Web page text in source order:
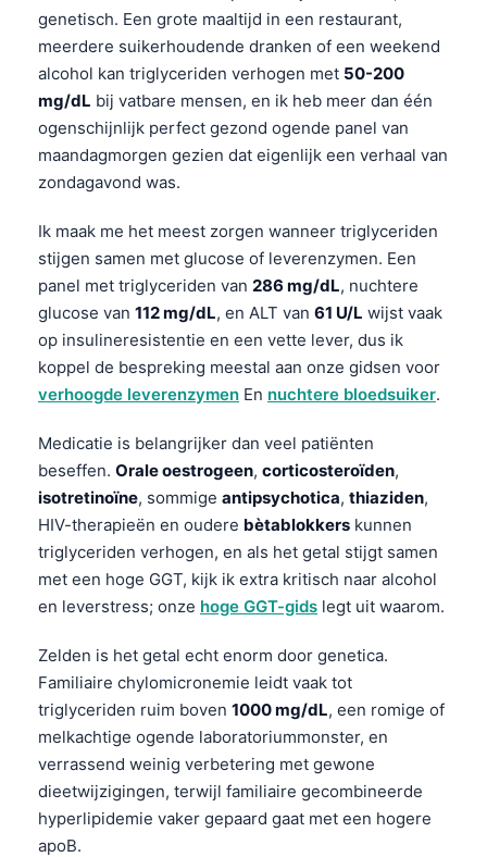
genetisch. Een grote maaltijd in een restaurant,
meerdere suikerhoudende dranken of een weekend
alcohol kan triglyceriden verhogen met 50-200
mg/dL bij vatbare mensen, en ik heb meer dan één
ogenschijnlijk perfect gezond ogende panel van
maandagmorgen gezien dat eigenlijk een verhaal van
zondagavond was.
Ik maak me het meest zorgen wanneer triglyceriden
stijgen samen met glucose of leverenzymen. Een
panel met triglyceriden van 286 mg/dL, nuchtere
glucose van 112 mg/dL, en ALT van 61 U/L wijst vaak
op insulineresistentie en een vette lever, dus ik
koppel de bespreking meestal aan onze gidsen voor
verhoogde leverenzymen En nuchtere bloedsuiker.
Medicatie is belangrijker dan veel patiënten
beseffen. Orale oestrogeen, corticosteroïden,
isotretinoïne, sommige antipsychotica, thiaziden,
HIV-therapieën en oudere bètablokkers kunnen
triglyceriden verhogen, en als het getal stijgt samen
met een hoge GGT, kijk ik extra kritisch naar alcohol
en leverstress; onze hoge GGT-gids legt uit waarom.
Zelden is het getal echt enorm door genetica.
Familiaire chylomicronemie leidt vaak tot
triglyceriden ruim boven 1000 mg/dL, een romige of
melkachtige ogende laboratoriummonster, en
verrassend weinig verbetering met gewone
dieetwijzigingen, terwijl familiaire gecombineerde
hyperlipidemie vaker gepaard gaat met een hogere
apoB.
বাংলা
اردو
తెలుగు
தமிழ்
ગુજરાતી
ಕನ್ನಡ
മലയാളം
Bahasa Melayu
Tiếng Việt
Tagalog
ဗမာစာ
ភាសាខ្មែរ
Kiswahili
አማርኛ
Українська
Català
Suomi
Hrvatski
Slovenčina